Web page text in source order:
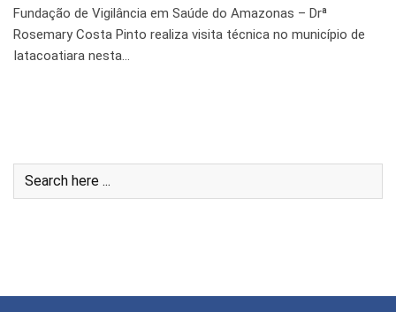
Fundação de Vigilância em Saúde do Amazonas – Drª
Rosemary Costa Pinto realiza visita técnica no município de
Iatacoatiara nesta…